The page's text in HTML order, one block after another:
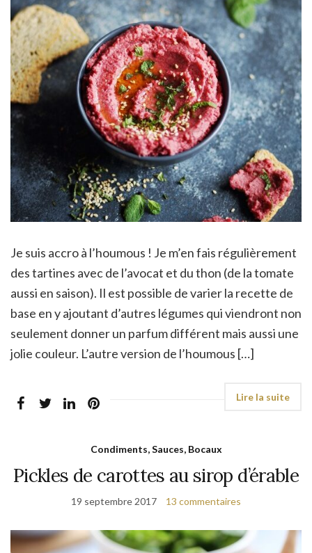
Je suis accro à l’houmous ! Je m’en fais régulièrement
des tartines avec de l’avocat et du thon (de la tomate
aussi en saison). Il est possible de varier la recette de
base en y ajoutant d’autres légumes qui viendront non
seulement donner un parfum différent mais aussi une
jolie couleur. L’autre version de l’houmous […]
Condiments, Sauces, Bocaux
Pickles de carottes au sirop d’érable
19 septembre 2017 13 commentaires